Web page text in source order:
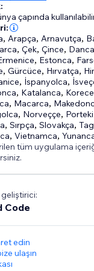
çapında
, Arapça, Arnavutça,
,Çek,Çince, Danca
, Estonca,
,Gürcüce, Hırvatça,
, İspanyolca,
, Katalanca, Korece
, Macarca,
, Norveççe,
,Sırpça,Slovakça,
,Vietnamca,
tüm uygulama
Code
edin
ulaşın